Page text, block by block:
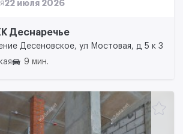
22 июля 2026
Деснаречье
Десеновское, ул Мостовая, д 5 к 3
9 мин.